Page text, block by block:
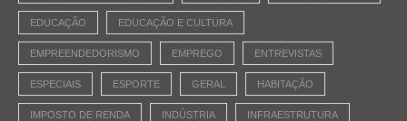
EDUCAÇÃO EDUCAÇÃO E CULTURA
EMPREENDEDORISMO EMPREGO ENTREVISTAS
ESPECIAIS ESPORTE GERAL HABITAÇÃO
IMPOSTO DE RENDA INDÚSTRIA INFRAESTRUTURA